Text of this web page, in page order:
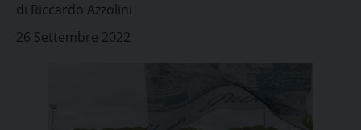
di Riccardo Azzolini
26 Settembre 2022